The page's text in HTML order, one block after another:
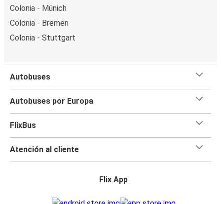
Colonia - Múnich
Colonia - Bremen
Colonia - Stuttgart
Autobuses
Autobuses por Europa
FlixBus
Atención al cliente
Flix App